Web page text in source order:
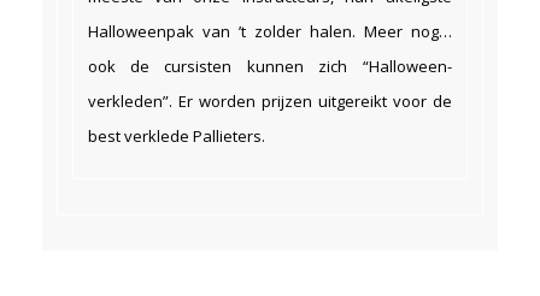
Halloweenpak van ’t zolder halen. Meer nog…
ook de cursisten kunnen zich “Halloween-
verkleden”. Er worden prijzen uitgereikt voor de
best verklede Pallieters.